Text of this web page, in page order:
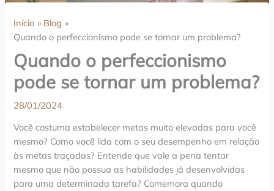
Início
Blog
Quando o perfeccionismo pode se tornar um problema?
Quando o perfeccionismo
pode se tornar um problema?
28/01/2024
Você costuma estabelecer metas muito elevadas para você
mesmo? Como você lida com o seu desempenho em relação
às metas traçadas? Entende que vale a pena tentar
mesmo que não possua as habilidades já desenvolvidas
para uma determinada tarefa? Comemora quando